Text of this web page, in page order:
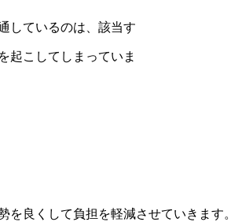
しているのは、該当す
起こしてしまっていま
くして負担を軽減させていきます。